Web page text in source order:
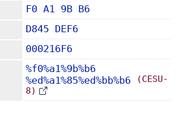
F0 A1 9B B6
D845 DEF6
000216F6
%f0%a1%9b%b6
%ed%a1%85%ed%bb%b6
(CESU-
8)